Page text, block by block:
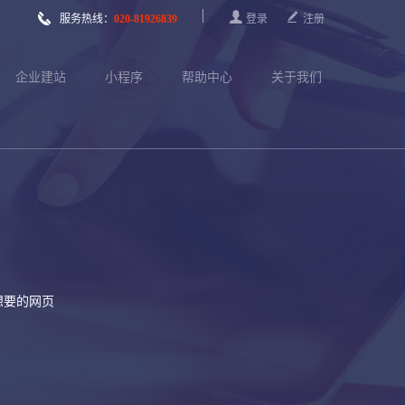
 服务热线： 020-81926839  登录  注册
企业建站 小程序 帮助中心 关于我们
的网页